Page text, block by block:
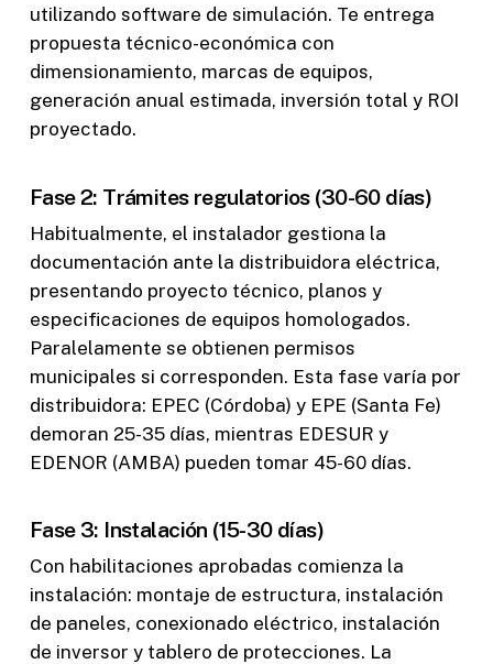
utilizando software de simulación. Te entrega
propuesta técnico-económica con
dimensionamiento, marcas de equipos,
generación anual estimada, inversión total y ROI
proyectado.
Fase 2: Trámites regulatorios (30-60 días)
Habitualmente, el instalador gestiona la
documentación ante la distribuidora eléctrica,
presentando proyecto técnico, planos y
especificaciones de equipos homologados.
Paralelamente se obtienen permisos
municipales si corresponden. Esta fase varía por
distribuidora: EPEC (Córdoba) y EPE (Santa Fe)
demoran 25-35 días, mientras EDESUR y
EDENOR (AMBA) pueden tomar 45-60 días.
Fase 3: Instalación (15-30 días)
Con habilitaciones aprobadas comienza la
instalación: montaje de estructura, instalación
de paneles, conexionado eléctrico, instalación
de inversor y tablero de protecciones. La